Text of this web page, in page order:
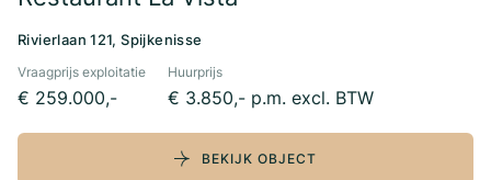
Rivierlaan 121, Spijkenisse
Vraagprijs exploitatie
€ 259.000,-
Huurprijs
€ 3.850,- p.m. excl. BTW
BEKIJK OBJECT